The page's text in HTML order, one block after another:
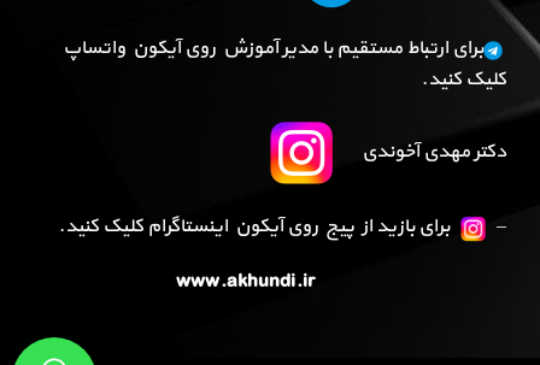
برای ارتباط مستقیم با مدیر آموزش روی آیکون واتساپ
کلیک کنید.
دکتر مهدی آخوندی
–
برای بازید از پیج روی آیکون اینستاگرام کلیک کنید.
www.akhundi.ir